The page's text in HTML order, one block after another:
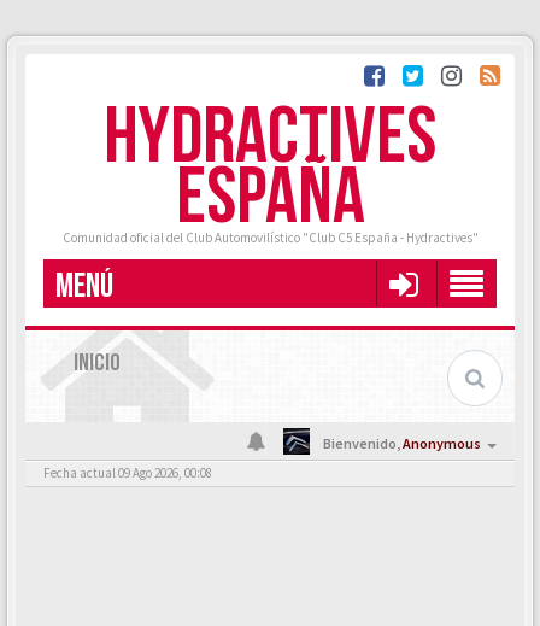
HYDRACTIVES
ESPAÑA
Comunidad oficial del Club Automovilístico "Club C5 España - Hydractives"
MENÚ
INICIO
Bienvenido,Anonymous
Fecha actual 09 Ago 2026, 00:08